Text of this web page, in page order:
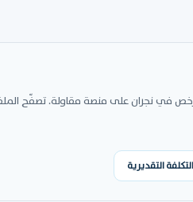
في نجران على منصة مقاولة. تصفّح
التقديرية